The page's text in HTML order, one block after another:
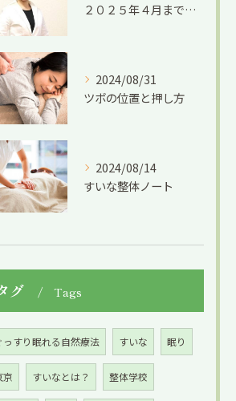
２０２５年４月までの限定募集です。
2024/08/31
ツボの位置と押し方
2024/08/14
すいな整体ノート
グ Tags
っすり眠れる自然療法 すいな 眠り
京 すいなとは？ 整体学校